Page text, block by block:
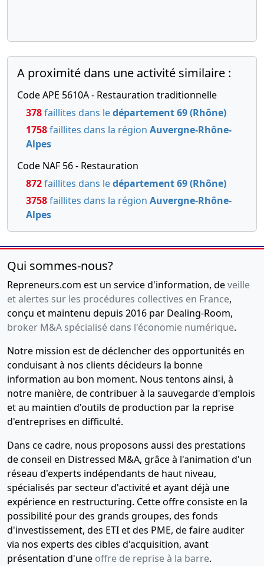
A proximité dans une activité similaire :
Code APE 5610A - Restauration traditionnelle
378faillites dans ledépartement 69 (Rhône)
1758faillites dans la région Auvergne-Rhône-
Alpes
Code NAF 56 - Restauration
872faillites dans ledépartement 69 (Rhône)
3758faillites dans la région Auvergne-Rhône-
Alpes
Qui sommes-nous?
Repreneurs.com est un service d'information, deveille
et alertes sur les procédures collectives en France,
conçu et maintenu depuis 2016 par Dealing-Room,
broker M&A spécialisé dans l'économie numérique.
Notre mission est de déclencher des opportunités en
conduisant à nos clients décideurs la bonne
information au bon moment. Nous tentons ainsi, à
notre manière, de contribuer à la sauvegarde d'emplois
et au maintien d'outils de production par la reprise
d'entreprises en difficulté.
Dans ce cadre, nous proposons aussi des prestations
de conseil en Distressed M&A, grâce à l'animation d'un
réseau d'experts indépendants de haut niveau,
spécialisés par secteur d'activité et ayant déjà une
expérience en restructuring. Cette offre consiste en la
possibilité pour des grands groupes, des fonds
d'investissement, des ETI et des PME, de faire auditer
via nos experts des cibles d'acquisition, avant
présentation d'une offre de reprise à la barre.